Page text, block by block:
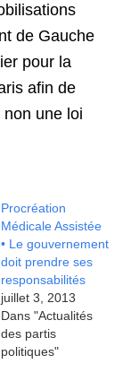
de Gauche
pour la
afin de
non une loi
Procréation
Médicale Assistée
• Le gouvernement
doit prendre ses
responsabilités
juillet 3, 2013
Dans "Actualités
des partis
politiques"